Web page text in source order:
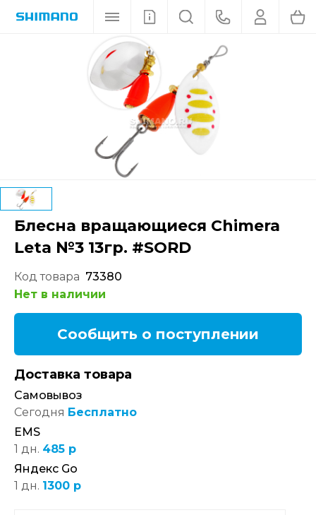
Блесна вращающиеся Chimera
Leta №3 13гр. #SORD
Код товара 73380
Нет в наличии
Сообщить о поступлении
Доставка товара
Самовывоз
Сегодня Бесплатно
EMS
1 дн. 485 р
Яндекс Go
1 дн. 1300 р